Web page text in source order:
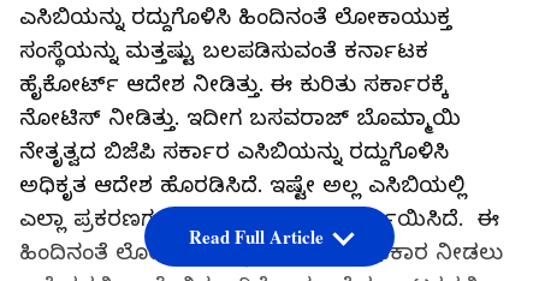
ಎಸಿಬಿಯನ್ನು ರದ್ದುಗೊಳಿಸಿ ಹಿಂದಿನಂತೆ ಲೋಕಾಯುಕ್ತ
ಸಂಸ್ಥೆಯನ್ನು ಮತ್ತಷ್ಟು ಬಲಪಡಿಸುವಂತೆ ಕರ್ನಾಟಕ
ಹೈಕೋರ್ಟ್ ಆದೇಶ ನೀಡಿತ್ತು. ಈ ಕುರಿತು ಸರ್ಕಾರಕ್ಕೆ
ನೋಟಿಸ್ ನೀಡಿತ್ತು. ಇದೀಗ ಬಸವರಾಜ್ ಬೊಮ್ಮಾಯಿ
ನೇತೃತ್ವದ ಬಿಜೆಪಿ ಸರ್ಕಾರ ಎಸಿಬಿಯನ್ನು ರದ್ದುಗೊಳಿಸಿ
ಅಧಿಕೃತ ಆದೇಶ ಹೊರಡಿಸಿದೆ. ಇಷ್ಟೇ ಅಲ್ಲ ಎಸಿಬಿಯಲ್ಲಿ
ಎಲ್ಲಾ ಪ್ರಕರಣಗಳನ್ನು ಲೋಕಾಯುಕ್ತಕ್ಕೆ ವರ್ಗಾಯಿಸಿದೆ. ಈ
ಹಿಂದಿನಂತೆ ಲೋಕಾಯುಕ್ತಕ್ಕೆ ಸಂಪೂರ್ಣ ಅಧಿಕಾರ ನೀಡಲು
Read Full Article